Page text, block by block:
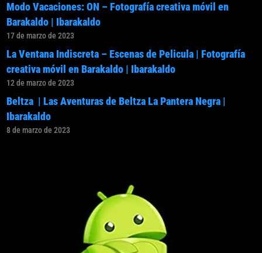
Modo Vacaciones: ON – Fotografía creativa móvil en
Barakaldo | Ibarakaldo
17 de marzo de 2023
La Ventana Indiscreta – Escenas de Pelicula | Fotografía
creativa móvil en Barakaldo | Ibarakaldo
12 de marzo de 2023
Beltza | Las Aventuras de Beltza La Pantera Negra |
Ibarakaldo
8 de marzo de 2023